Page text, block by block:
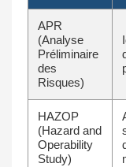
APR
(Analyse
Préliminaire
des
Risques)
HAZOP
(Hazard and
Operability
Study)